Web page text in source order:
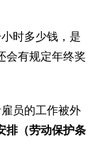
小时多少钱，是
会有规定年终奖
员的工作被外
排（劳动保护条